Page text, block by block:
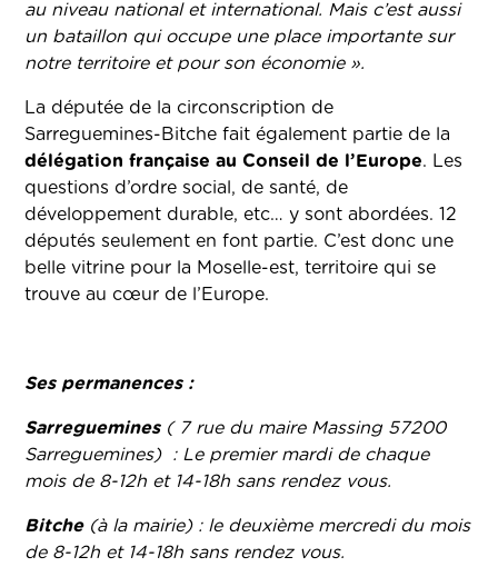
au niveau national et international. Mais c’est aussi
un bataillon qui occupe une place importante sur
notre territoire et pour son économie ».
La députée de la circonscription de
Sarreguemines-Bitche fait également partie de la
délégation française au Conseil de l’Europe. Les
questions d’ordre social, de santé, de
développement durable, etc… y sont abordées. 12
députés seulement en font partie. C’est donc une
belle vitrine pour la Moselle-est, territoire qui se
trouve au cœur de l’Europe.
Ses permanences :
Sarreguemines( 7 rue du maire Massing 57200
Sarreguemines) : Le premier mardi de chaque
mois de 8-12h et 14-18h sans rendez vous.
Bitche(à la mairie) : le deuxième mercredi du mois
de 8-12h et 14-18h sans rendez vous.